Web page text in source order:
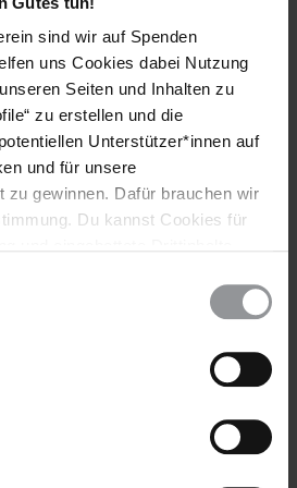
sind wir auf Spenden
uns Cookies dabei Nutzung
Seiten und Inhalten zu
zu erstellen und die
Unterstützer*innen auf
und für unsere
zu gewinnen. Dafür brauchen wir
Du kannst Cookies für
Banner kannst Du über den Link
für das Recht auf Nahrung,
und insbesondere
für die Menschenrechtslage
Volksrepublik Korea.
Sie das Grauen im politischen